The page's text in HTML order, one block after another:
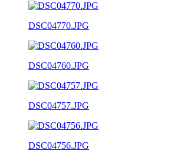
DSC04770.JPG
DSC04760.JPG
DSC04757.JPG
DSC04756.JPG